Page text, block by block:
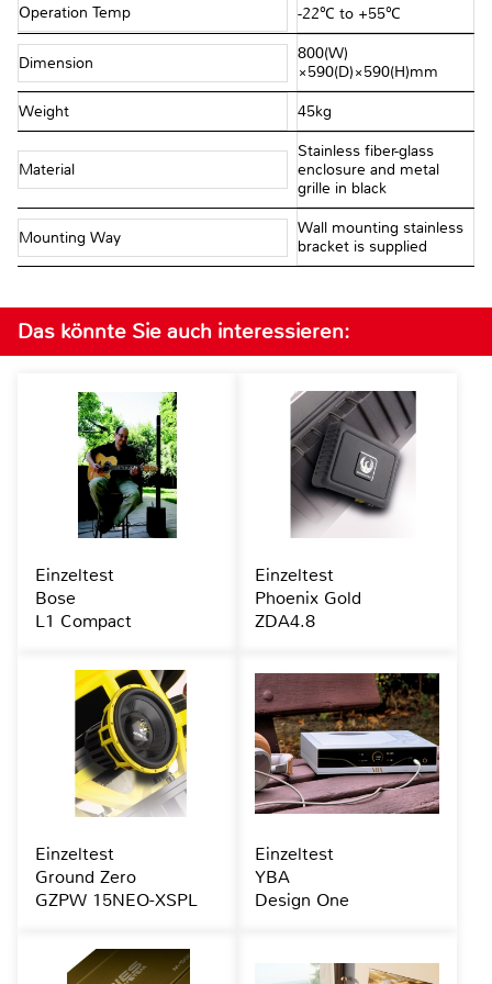
Operation Temp -22℃ to +55℃
Dimension
800(W)
×590(D)×590(H)mm
Weight 45kg
Material
Stainless fiber-glass
enclosure and metal
grille in black
Mounting Way
Wall mounting stainless
bracket is supplied
Das könnte Sie auch interessieren:
Einzeltest
Bose
L1 Compact
Einzeltest
Phoenix Gold
ZDA4.8
Einzeltest
Ground Zero
GZPW 15NEO-XSPL
Einzeltest
YBA
Design One